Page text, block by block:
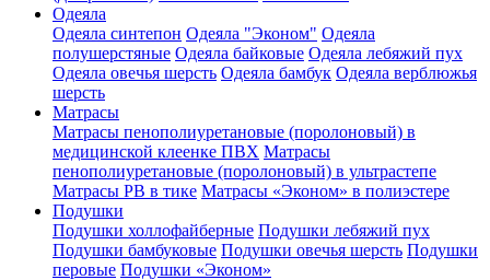
Одеяла
Одеяла синтепон Одеяла "Эконом" Одеяла
полушерстяные Одеяла байковые Одеяла лебяжий пух
Одеяла овечья шерсть Одеяла бамбук Одеяла верблюжья
шерсть
Матрасы
Матрасы пенополиуретановые (поролоновый) в
медицинской клеенке ПВХ Матрасы
пенополиуретановые (поролоновый) в ультрастепе
Матрасы РВ в тике Матрасы «Эконом» в полиэстере
Подушки
Подушки холлофайберные Подушки лебяжий пух
Подушки бамбуковые Подушки овечья шерсть Подушки
перовые Подушки «Эконом»